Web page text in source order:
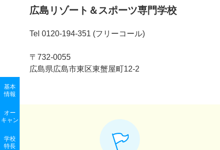
基本
情報
オー
キャン
学校
特長
広島リゾート＆スポーツ専門学校
Tel 0120-194-351 (フリーコール)
〒732-0055
広島県広島市東区東蟹屋町12-2